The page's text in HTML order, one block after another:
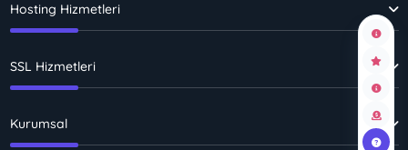
Hosting Hizmetleri
SSL Hizmetleri
Kurumsal